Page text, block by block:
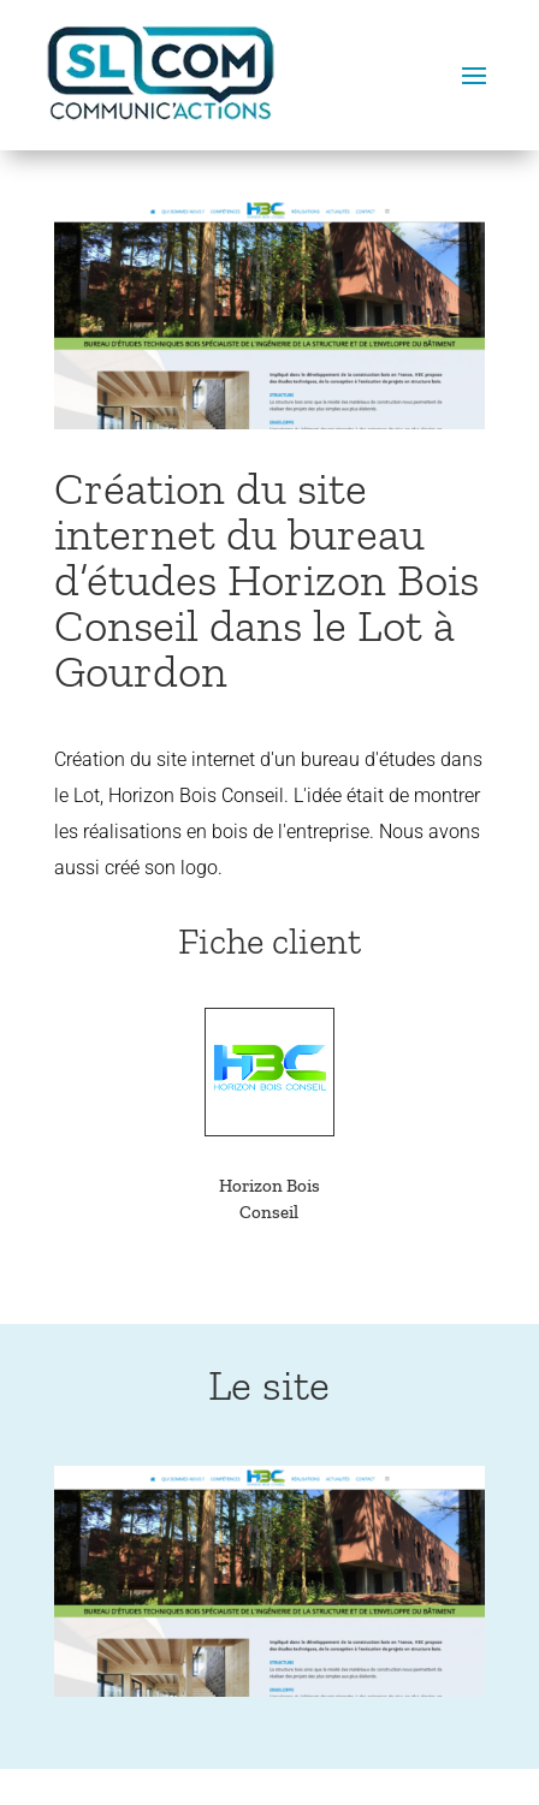
Création du site
internet du bureau
d’études Horizon Bois
Conseil dans le Lot à
Gourdon
Création du site internet d'un bureau d'études dans
le Lot, Horizon Bois Conseil. L'idée était de montrer
les réalisations en bois de l'entreprise. Nous avons
aussi créé son logo.
Fiche client
Horizon Bois
Conseil
Le site